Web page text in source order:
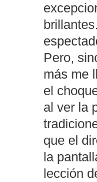
Pero,
más me
el
al ver la
que el
la
lección